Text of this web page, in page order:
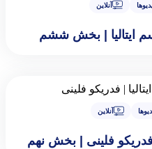
آنلاین
ایتالیا | بخش ششم
آنلاین
| فدریکو فلینی | بخش نهم